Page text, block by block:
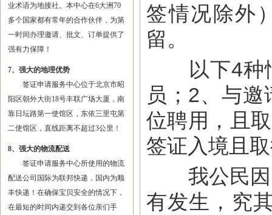
业术语为地接社。本中心在6大洲70
多个国家都有常年的合作伙伴，为第
一时间办理邀请、批文、订单提供了
强有力保障！
7、强大的地理优势
签证申请服务中心位于北京市昭
阳区朝外大街18号丰联广场大厦，南
靠日坛路第一使馆区，东依三里屯第
二使馆区，直线距离不超过3公里！
8、强大的物流配送
签证申请服务中心所使用的物流
配送公司国际为联邦快递，国内为顺
丰快递！在确保宝贝安全的情况下，
在最短的时间内递交到各位亲们手
签情况除外
留。
以下4种情
员；2、与
位聘用，且
签证入境且
我公民因“
有发生，究